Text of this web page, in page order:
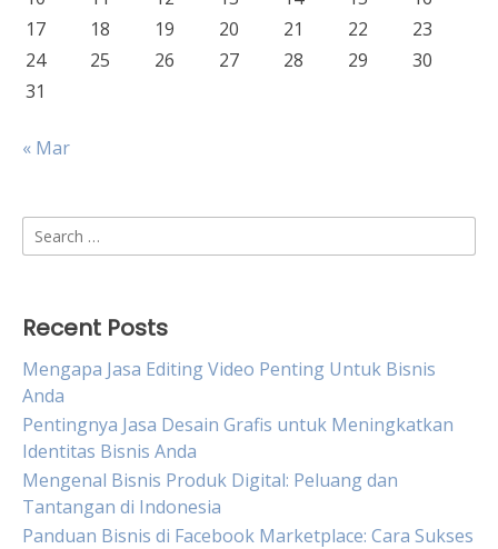
17
18 19 20 21 22
23
24
25 26 27 28 29
30
31
« Mar
Search
for:
Recent Posts
Mengapa Jasa Editing Video Penting Untuk Bisnis
Anda
Pentingnya Jasa Desain Grafis untuk Meningkatkan
Identitas Bisnis Anda
Mengenal Bisnis Produk Digital: Peluang dan
Tantangan di Indonesia
Panduan Bisnis di Facebook Marketplace: Cara Sukses